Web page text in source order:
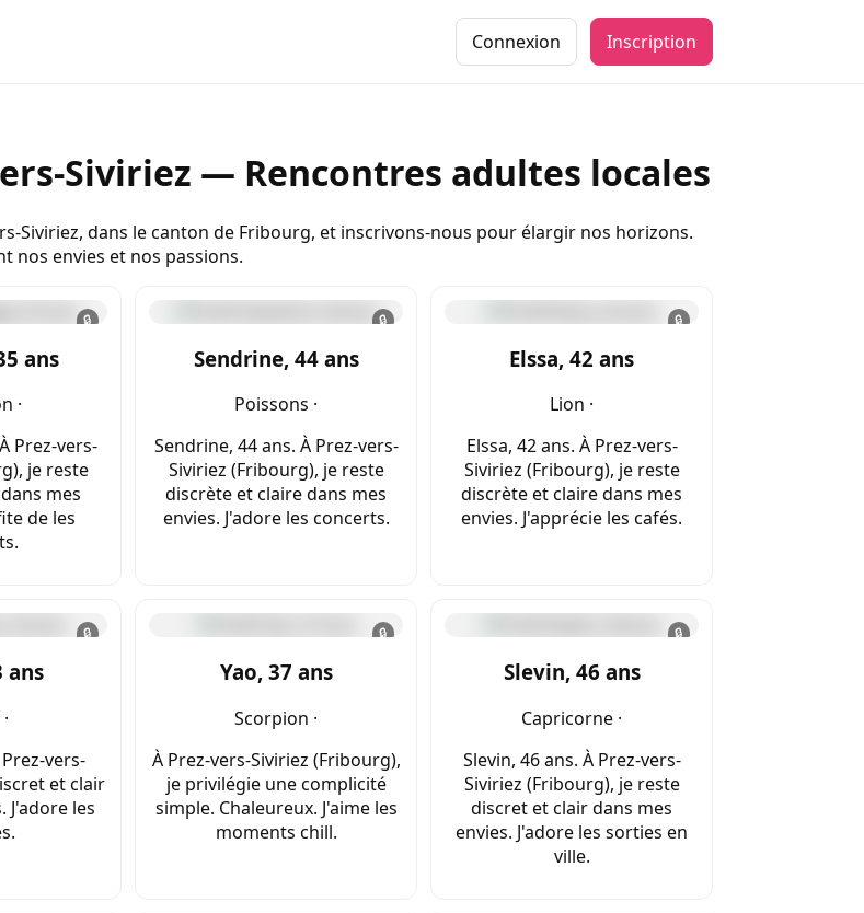
Connexion Inscription
Siviriez — Rencontres adultes locales
Siviriez, dans le canton de Fribourg, et inscrivons-nous pour élargir nos horizons.
nos envies et nos passions.
🔒
ans
·
Prez-vers-
je reste
mes
de les
🔒
Sendrine, 44 ans
Poissons ·
Sendrine, 44 ans. À Prez-vers-
Siviriez (Fribourg), je reste
discrète et claire dans mes
envies. J'adore les concerts.
🔒
Elssa, 42 ans
Lion ·
Elssa, 42 ans. À Prez-vers-
Siviriez (Fribourg), je reste
discrète et claire dans mes
envies. J'apprécie les cafés.
🔒
ans
vers-
et clair
J'adore les
🔒
Yao, 37 ans
Scorpion ·
À Prez-vers-Siviriez (Fribourg),
je privilégie une complicité
simple. Chaleureux. J'aime les
moments chill.
🔒
Slevin, 46 ans
Capricorne ·
Slevin, 46 ans. À Prez-vers-
Siviriez (Fribourg), je reste
discret et clair dans mes
envies. J'adore les sorties en
ville.